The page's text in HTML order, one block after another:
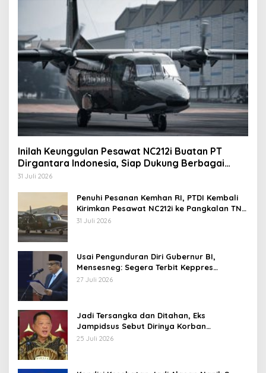
Inilah Keunggulan Pesawat NC212i Buatan PT
Dirgantara Indonesia, Siap Dukung Berbagai
Operasi TNI
31 Juli 2026
Penuhi Pesanan Kemhan RI, PTDI Kembali
Kirimkan Pesawat NC212i ke Pangkalan TNI
AU
31 Juli 2026
Usai Pengunduran Diri Gubernur BI,
Mensesneg: Segera Terbit Keppres
Pemberhentian dengan Hormat
27 Juli 2026
Jadi Tersangka dan Ditahan, Eks
Jampidsus Sebut Dirinya Korban
Kriminalisasi
25 Juli 2026